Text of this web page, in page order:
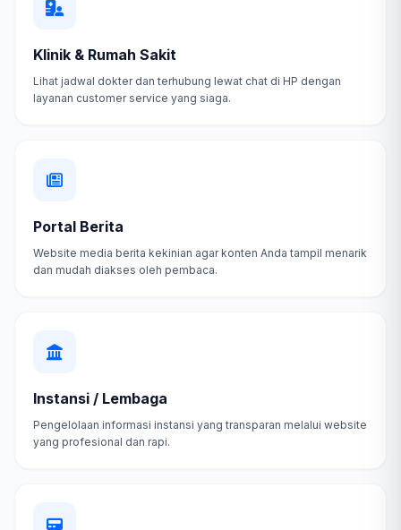
Klinik & Rumah Sakit
Lihat jadwal dokter dan terhubung lewat chat di HP dengan
layanan customer service yang siaga.
Portal Berita
Website media berita kekinian agar konten Anda tampil menarik
dan mudah diakses oleh pembaca.
Instansi / Lembaga
Pengelolaan informasi instansi yang transparan melalui website
yang profesional dan rapi.